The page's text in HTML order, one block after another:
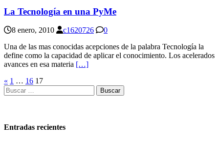
La Tecnología en una PyMe
8 enero, 2010 c1620726
0
Una de las mas conocidas acepciones de la palabra Tecnología la
define como la capacidad de aplicar el conocimiento. Los acelerados
avances en esa materia […]
Paginación
de
« 1 … 16 17
Buscar:
Entradas recientes